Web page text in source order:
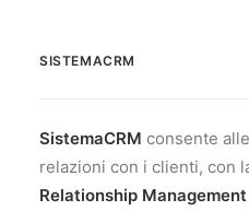
SISTEMACRM
SistemaCRM consente
relazioni con i clienti, con
Relationship Management